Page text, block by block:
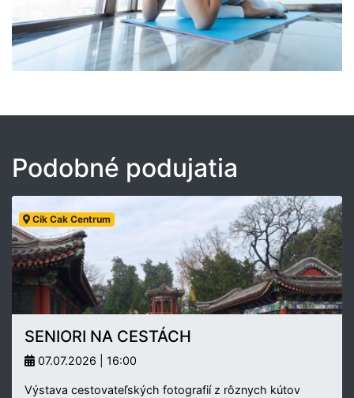
Podobné podujatia
Cik Cak Centrum
SENIORI NA CESTÁCH
07.07.2026 | 16:00
Výstava cestovateľských fotografií z rôznych kútov